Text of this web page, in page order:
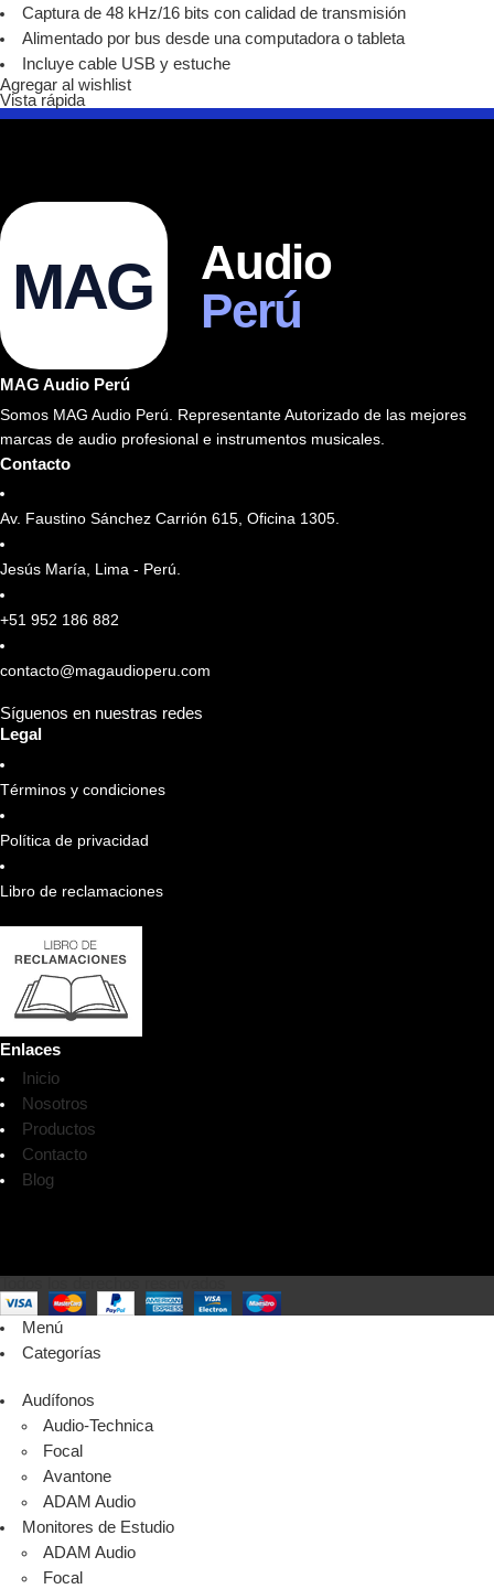
Captura de 48 kHz/16 bits con calidad de transmisión
Alimentado por bus desde una computadora o tableta
Incluye cable USB y estuche
Agregar al wishlist
Vista rápida
MAG
Audio
Perú
MAG Audio Perú
Somos MAG Audio Perú. Representante Autorizado de las mejores
marcas de audio profesional e instrumentos musicales.
Contacto
Av. Faustino Sánchez Carrión 615, Oficina 1305.
Jesús María, Lima - Perú.
+51 952 186 882
contacto@magaudioperu.com
Síguenos en nuestras redes
Legal
Términos y condiciones
Política de privacidad
Libro de reclamaciones
Enlaces
Inicio
Nosotros
Productos
Contacto
Blog
Menú
Categorías
Audífonos
Audio-Technica
Focal
Avantone
ADAM Audio
Monitores de Estudio
ADAM Audio
Focal